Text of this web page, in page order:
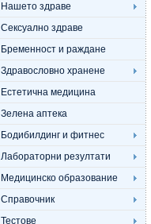
Нашето здраве
Сексуално здраве
Бременност и раждане
Здравословно хранене
Естетична медицина
Зелена аптека
Бодибилдинг и фитнес
Лабораторни резултати
Медицинско образование
Справочник
Тестове